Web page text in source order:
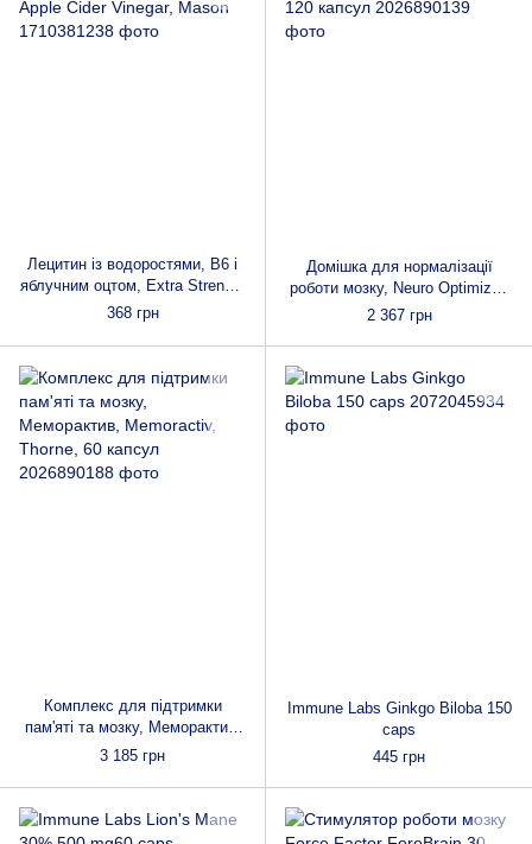
Лецитин із водоростями, В6 і
яблучним оцтом, Extra Strength
Lecithin Kelp B6 Apple Cider
368 грн
Домішка для нормалізації
роботи мозку, Neuro Optimizer,
Jarrow Formula, 120 капсул
2 367 грн
Комплекс для підтримки
пам'яті та мозку, Меморактив,
Memoractiv, Thorne, 60 капсул
3 185 грн
Immune Labs Ginkgo Biloba 150
caps
445 грн